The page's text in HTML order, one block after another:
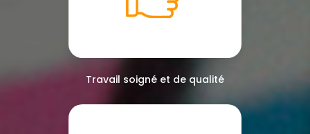
Travail soigné et de qualité